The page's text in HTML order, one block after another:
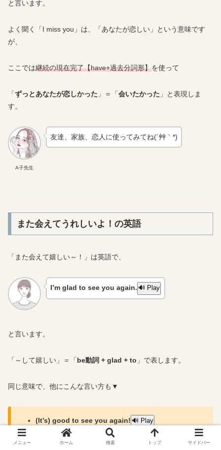
と言います。
よく聞く「I miss you」は、「あなたが恋しい」という意味です
が、
ここでは継続の現在完了【have+過去分詞形】を使って
「ずっとあなたが恋しかった 」＝「会いたかった 」と表現しま
す。
A子先生
友達、家族、恋人に使ってみてね(´艸｀*)
また会えてうれしいよ！の英語
「また会えて嬉しい～！」は英語で、
I’m glad to see you again. 🔊 Play
と言います。
「～して嬉しい」＝「be動詞 + glad + to 」で表します。
同じ意味で、他にこんな言い方も▼
(It’s) good to see you again! 🔊 Play
(It’s) great to see you again! 🔊 Play
メニュー ホーム 検索 トップ サイドバー